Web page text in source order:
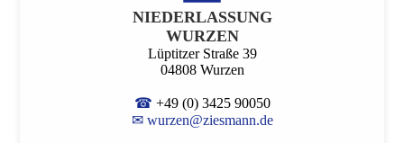
NIEDER­LASSUNG
WURZEN
Lüptitzer Straße 39
04808 Wurzen
☎ +49 (0) 3425 90050
✉ wurzen@ziesmann.de